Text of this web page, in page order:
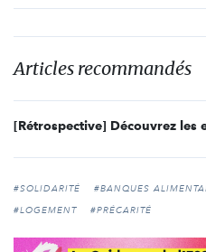
Articles recommandés
#SOLIDARITÉ #BANQUES
#LOGEMENT
#PRÉCARITÉ